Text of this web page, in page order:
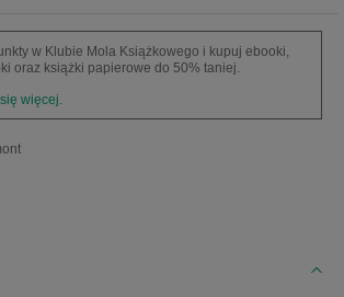
w Klubie Mola Książkowego i kupuj ebooki,
oraz książki papierowe do 50% taniej.
więcej.